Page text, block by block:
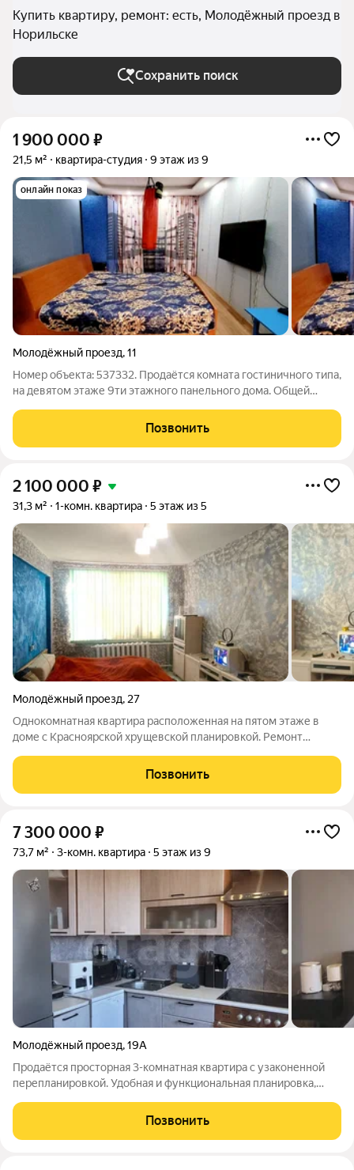
Купить квартиру, ремонт: есть, Молодёжный проезд в
Норильске
Сохранить поиск
1 900 000 ₽
21,5 м² квартира-студия 9 этаж из 9
онлайн показ
Молодёжный проезд,11
Номер объекта: 537332. Продаётся комната гостиничного типа,
на девятом этаже 9ти этажного панельного дома. Общей
заменена эл.проводка, заменены трубы водоснабжения. Окна
ПВХ. При продаже остаётся
Позвонить
2 100 000 ₽
31,3 м² 1-комн. квартира 5 этаж из 5
Молодёжный проезд, 27
Однокомнатная квартира расположенная на пятом этаже в
доме с Красноярской хрущевской планировкой. Ремонт
штукатурка. На потолке плитка ПВХ. Пол застелен
линолеумом. Квартира тёплая, уютная. При
Позвонить
7 300 000 ₽
73,7 м² 3-комн. квартира 5 этаж из 9
Молодёжный проезд,19А
Продаётся просторная 3-комнатная квартира с узаконенной
перепланировкой. Удобная и функциональная планировка,
отлично подойдёт для семьи, которая ценит комфорт и
грамотное распределение
Позвонить